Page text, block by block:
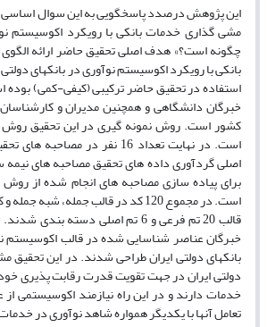
این پژوهش درصدد پاسخگویی به این سوال اساسی
مشی گذاری خدمات بانکی با رویکرد اکوسیستم
چگونه است؟» هدف اصلی تحقیق حاضر ارائه
بانکی با رویکرد اکوسیستم نوآوری در بانکهای
استفاده در تحقیق حاضر ترکیبی (کیفی-کمی)
خبرگان دانشگاهی و همچنین مدیران و کارشناسان
کشور است. روش نمونه گیری در این تحقیق روش
است. در نهایت تعداد 16 نفر در
اصلی گردآوری داده های تحقیق مصاحبه های نیمه
برای پیاده سازی مصاحبه های انجام شده از
است. در مجموع 120 کد در قالب جمله،
قالب 20 تم فرعی و 6 تم اصلی دسته
خبرگان عناصر شناسایی شده در قالب اکوسیستم
بانکهای دولتی ایران طراحی شدند. در این
دولتی ایران در جهت تقویت قدرت رقابت پذیری
خدمات دارند و در این راه نیازمند اکوسیستمی
تعامل آنها با یکدیگر همواره شاهد نوآوری در